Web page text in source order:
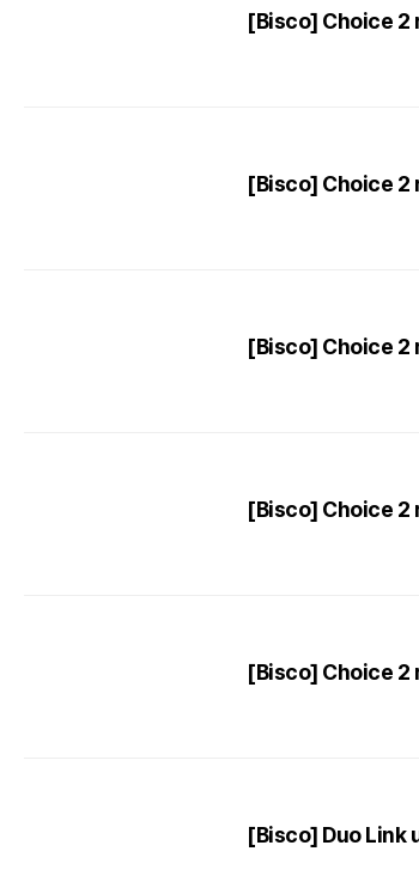
[Bisco] Choice 2
[Bisco] Choice 2
[Bisco] Choice 2
[Bisco] Choice 2
[Bisco] Choice 2
[Bisco] Duo Link